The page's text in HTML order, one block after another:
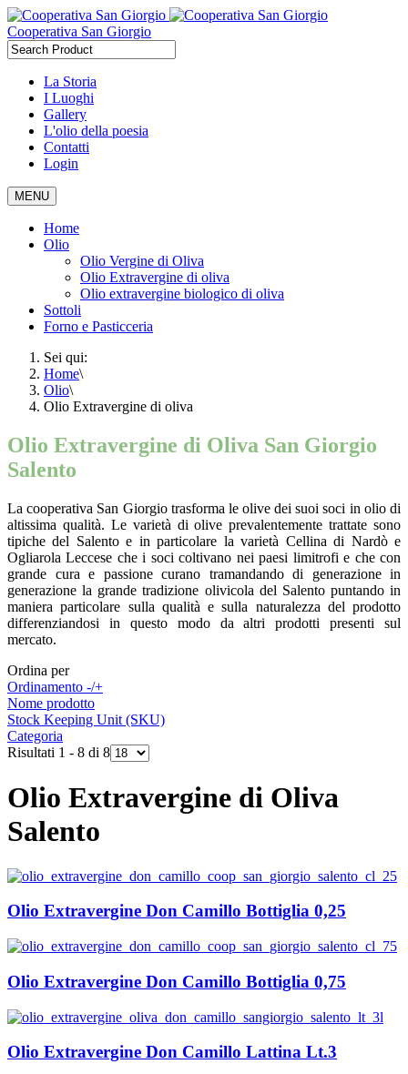
Cooperativa San Giorgio
La Storia
I Luoghi
Gallery
L'olio della poesia
Contatti
Login
MENU
Home
Olio
Olio Vergine di Oliva
Olio Extravergine di oliva
Olio extravergine biologico di oliva
Sottoli
Forno e Pasticceria
Sei qui:
Home\
Olio\
Olio Extravergine di oliva
Olio Extravergine di Oliva San Giorgio
Salento
La cooperativa San Giorgio trasforma le olive dei suoi soci in olio di
altissima qualità. Le varietà di olive prevalentemente trattate sono
tipiche del Salento e in particolare la varietà Cellina di Nardò e
Ogliarola Leccese che i soci coltivano nei paesi limitrofi e che con
grande cura e passione curano tramandando di generazione in
generazione la grande tradizione olivicola del Salento puntando in
maniera particolare sulla qualità e sulla naturalezza del prodotto
differenziandosi in questo modo da altri prodotti presenti sul
mercato.
Ordina per
Ordinamento -/+
Nome prodotto
Stock Keeping Unit (SKU)
Categoria
Risultati 1 - 8 di 8
Olio Extravergine di Oliva
Salento
Olio Extravergine Don Camillo Bottiglia 0,25
Olio Extravergine Don Camillo Bottiglia 0,75
Olio Extravergine Don Camillo Lattina Lt.3